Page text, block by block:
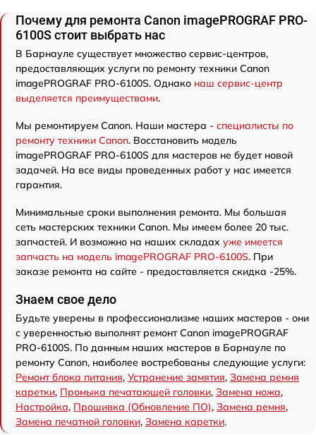
Почему для ремонта Canon imagePROGRAF PRO-
6100S стоит выбрать нас
В Барнауле существует множество сервис-центров,
предоставляющих услуги по ремонту техники Canon
imagePROGRAF PRO-6100S. Однако наш сервис-центр
выделяется преимуществами.
Мы ремонтируем Canon. Наши мастера - специалисты по
ремонту техники Canon. Восстановить модель
imagePROGRAF PRO-6100S для мастеров не будет новой
задачей. На все виды проведенных работ у нас имеется
гарантия.
Минимальные сроки выполнения ремонта. Мы большая
сеть мастерских техники Canon. Мы имеем более 20 тыс.
запчастей. И возможно на наших складах уже имеется
запчасть на модель imagePROGRAF PRO-6100S. При
заказе ремонта на сайте - предоставляется скидка -25%.
Знаем свое дело
Будьте уверены в профессионализме наших мастеров - они
с уверенностью выполнят ремонт Canon imagePROGRAF
PRO-6100S. По данным наших мастеров в Барнауле по
ремонту Canon, наиболее востребованы следующие услуги:
Ремонт блока питания, Устранение замятия, Замена ремня
каретки, Промыка печатающей головки, Замена ножа,
Настройка, Прошивка (Обновление ПО), Замена ремня,
Замена печатной головки, Замена каретки.